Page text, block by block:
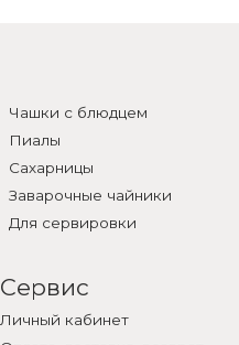
Чашки с блюдцем
Пиалы
Сахарницы
Заварочные чайники
Для сервировки
Сервис
Личный кабинет